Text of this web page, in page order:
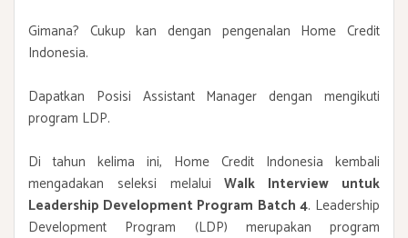
Gimana? Cukup kan dengan pengenalan Home Credit
Indonesia.
Dapatkan Posisi Assistant Manager dengan mengikuti
program LDP.
Di tahun kelima ini, Home Credit Indonesia kembali
mengadakan seleksi melaluiWalk Interview untuk
Leadership Development Program Batch 4. Leadership
Development Program (LDP) merupakan program